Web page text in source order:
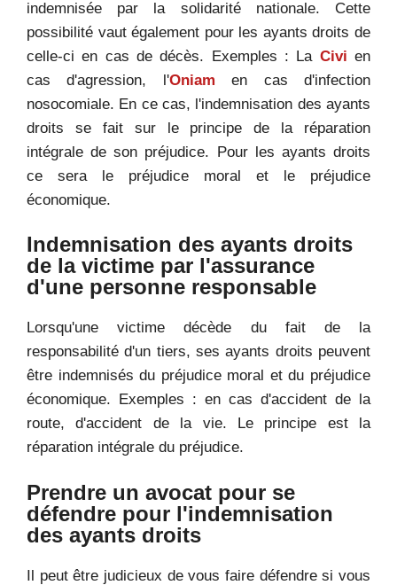
indemnisée par la solidarité nationale. Cette
possibilité vaut également pour les ayants droits de
celle-ci en cas de décès. Exemples : La Civien
cas d'agression, l'Oniam en cas d'infection
nosocomiale. En ce cas, l'indemnisation des ayants
droits se fait sur le principe de la réparation
intégrale de son préjudice. Pour les ayants droits
ce sera le préjudice moral et le préjudice
économique.
Indemnisation des ayants droits
de la victime par l'assurance
d'une personne responsable
Lorsqu'une victime décède du fait de la
responsabilité d'un tiers, ses ayants droits peuvent
être indemnisés du préjudice moral et du préjudice
économique. Exemples : en cas d'accident de la
route, d'accident de la vie. Le principe est la
réparation intégrale du préjudice.
Prendre un avocat pour se
défendre pour l'indemnisation
des ayants droits
Il peut être judicieux de vous faire défendre si vous